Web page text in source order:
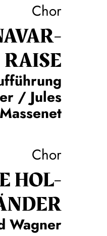
Chor
RAISE
/ Jules
Massenet
Chor
HOL­
Wagner